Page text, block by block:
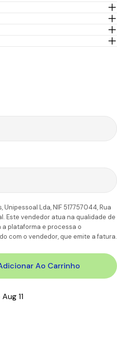
Lda, NIF 517757044, Rua
Este vendedor atua na qualidade de
plataforma e processa o
com o vendedor, que emite a fatura.
Geek &amp; Gorgeous
Para Geek
Ao Carrinho
11
3,95€45.00€
4,90€50.00€
Dias
úteis
11,90€110.00€